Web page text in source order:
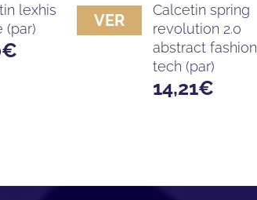
(par)
€
VER
calcetin spring
revolution 2.0
abstract fashion
tech (par)
14,21€